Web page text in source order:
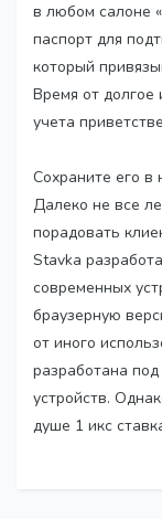
в любом салоне
паспорт для
который
Время от долгое
учета
Сохраните его в
Далеко не все
порадовать
Stavka
современных
браузерную
от иного
разработана
устройств.
душе 1 икс